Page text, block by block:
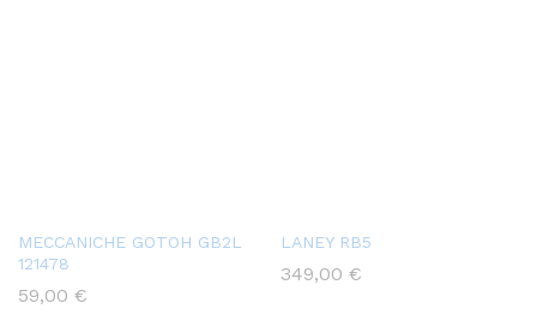
MECCANICHE GOTOH GB2L
121478
59,00 €
LANEY RB5
349,00 €